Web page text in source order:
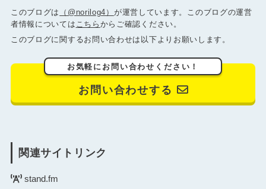
このブログは （@norilog4） が運営しています。このブログの運営
者情報については こちら からご確認ください。
このブログに関するお問い合わせは以下よりお願いします。
お気軽にお問い合わせください！
お問い合わせする
関連サイトリンク
stand.fm